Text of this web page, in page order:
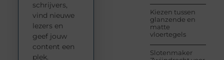
Kiezen tussen
glanzende en
matte
vloertegels
Slotenmaker
schrijvers,
vind nieuwe
lezers en
geef jouw
content een
plek.